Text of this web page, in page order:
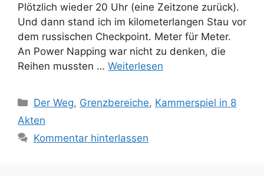
Plötzlich wieder 20 Uhr (eine Zeitzone zurück).
Und dann stand ich im kilometerlangen Stau vor
dem russischen Checkpoint. Meter für Meter.
An Power Napping war nicht zu denken, die
Reihen mussten … Weiterlesen
Kategorien
Der Weg, Grenzbereiche, Kammerspiel in 8
Akten
Kommentar hinterlassen